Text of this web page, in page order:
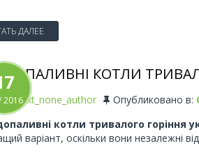
ДАЛЕЕ
2016
КОТЛИ
text_none_author Опубликовано в:
котли тривалого горіння
варіант, оскільки вони незалежні